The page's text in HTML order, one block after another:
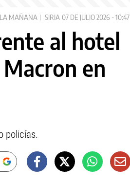
LA MAÑANA SIRIA 07 DE JULIO 2026 - 10:47
al hotel
en
policías.